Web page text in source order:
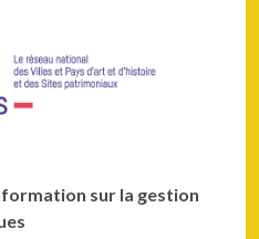
sur la gestion